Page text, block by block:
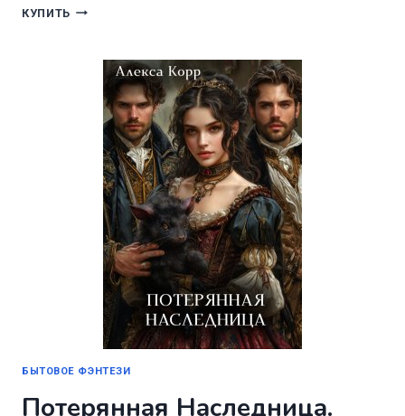
КУПИТЬ АССАВАЙН.
БЫТОВОЕ ФЭНТЕЗИ
Потерянная Наследница.